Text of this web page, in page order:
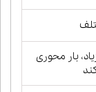
بار محوری